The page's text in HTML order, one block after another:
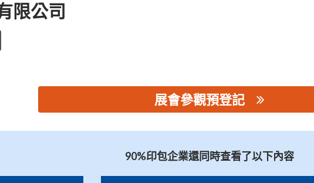
限公司
展會參觀預登記
90%印包企業還同時查看了以下內容